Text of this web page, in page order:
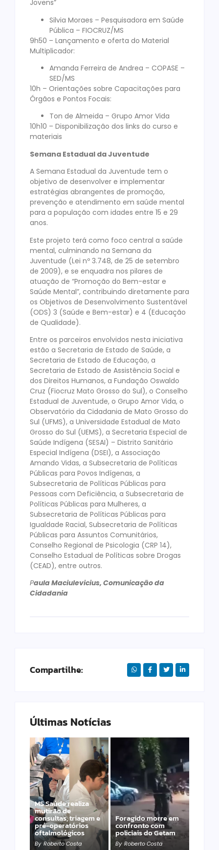
Jovens”
Silvia Moraes – Pesquisadora em Saúde
Pública – FIOCRUZ/MS
9h50 – Lançamento e oferta do Material
Multiplicador:
Amanda Ferreira de Andrea – COPASE –
SED/MS
10h – Orientações sobre Capacitações para
Órgãos e Pontos Focais:
Ton de Almeida – Grupo Amor Vida
10h10 – Disponibilização dos links do curso e
materiais
Semana Estadual da Juventude
A Semana Estadual da Juventude tem o
objetivo de desenvolver e implementar
estratégias abrangentes de promoção,
prevenção e atendimento em saúde mental
para a população com idades entre 15 e 29
anos.
Este projeto terá como foco central a saúde
mental, culminando na Semana da
Juventude (Lei nº 3.748, de 25 de setembro
de 2009), e se enquadra nos pilares de
atuação de “Promoção do Bem-estar e
Saúde Mental”, contribuindo diretamente para
os Objetivos de Desenvolvimento Sustentável
(ODS) 3 (Saúde e Bem-estar) e 4 (Educação
de Qualidade).
Entre os parceiros envolvidos nesta iniciativa
estão a Secretaria de Estado de Saúde, a
Secretaria de Estado de Educação, a
Secretaria de Estado de Assistência Social e
dos Direitos Humanos, a Fundação Oswaldo
Cruz (Fiocruz Mato Grosso do Sul), o Conselho
Estadual de Juventude, o Grupo Amor Vida, o
Observatório da Cidadania de Mato Grosso do
Sul (UFMS), a Universidade Estadual de Mato
Grosso do Sul (UEMS), a Secretaria Especial de
Saúde Indígena (SESAI) – Distrito Sanitário
Especial Indígena (DSEI), a Associação
Amando Vidas, a Subsecretaria de Políticas
Públicas para Povos Indígenas, a
Subsecretaria de Políticas Públicas para
Pessoas com Deficiência, a Subsecretaria de
Políticas Públicas para Mulheres, a
Subsecretaria de Políticas Públicas para
Igualdade Racial, Subsecretaria de Políticas
Públicas para Assuntos Comunitários,
Conselho Regional de Psicologia (CRP 14),
Conselho Estadual de Políticas sobre Drogas
(CEAD), entre outros.
Paula Maciulevicius, Comunicação da
Cidadania
Compartilhe:
Últimas Notícias
MS Saúde realiza
mutirão de
consultas, triagem e
pré-operatórios
oftalmológicos
By Roberto Costa
Foragido morre em
confronto com
policiais do Getam
By Roberto Costa
Motociclista morre
em colisão ocorrida
na Rua Montese
By Roberto Costa